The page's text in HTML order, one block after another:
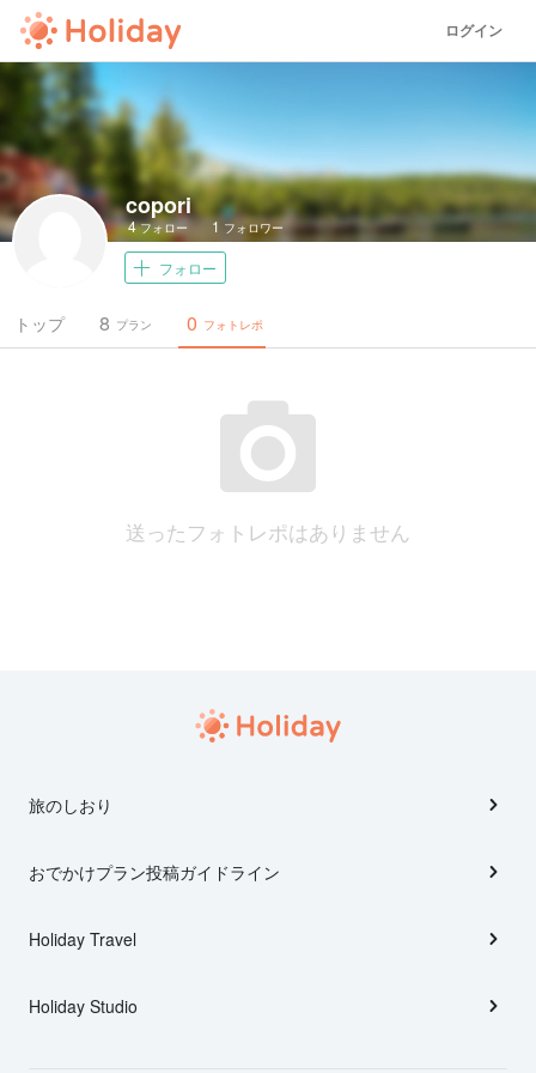
ログイン
copori
4フォロー 1 フォロワー
フォロー
トップ プラン
8 フォトレポ
0
送ったフォトレポはありません
旅のしおり
おでかけプラン投稿ガイドライン
Holiday Travel
Holiday Studio